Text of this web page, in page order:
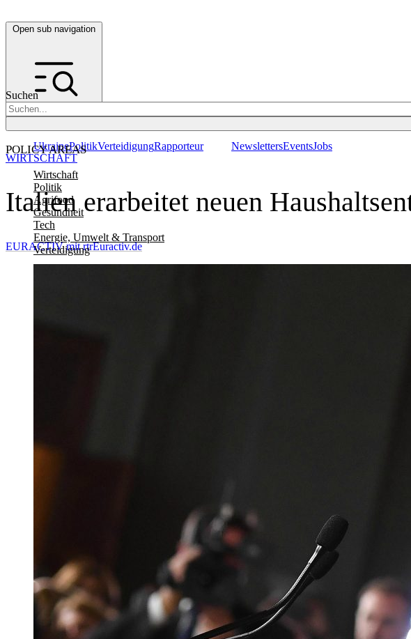
Open sub navigation
Suchen
POLICY AREAS
Wirtschaft
Politik
Agrifood
Gesundheit
Tech
Energie, Umwelt & Transport
Verteidigung
UkrainePolitikVerteidigungRapporteur NewslettersEventsJobs
Italien erarbeitet neuen
WIRTSCHAFT
EURACTIV mit rtrEuractiv.de